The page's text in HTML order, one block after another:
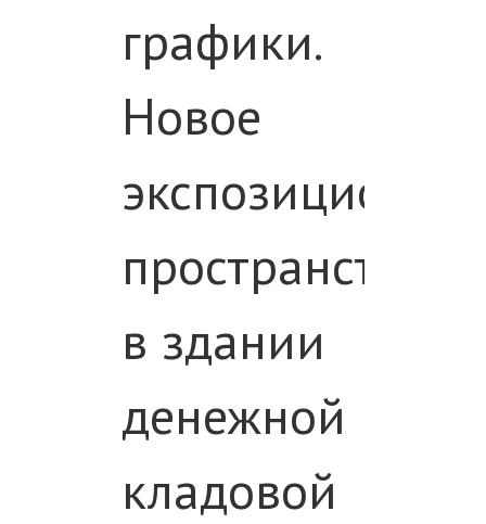
графики.
Новое
пространство
в здании
денежной
кладовой